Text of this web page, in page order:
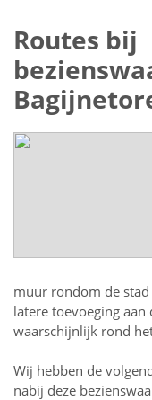
Routes bij
muur rondom de
latere toevoeging
waarschijnlijk rond
Wij hebben de
nabij deze